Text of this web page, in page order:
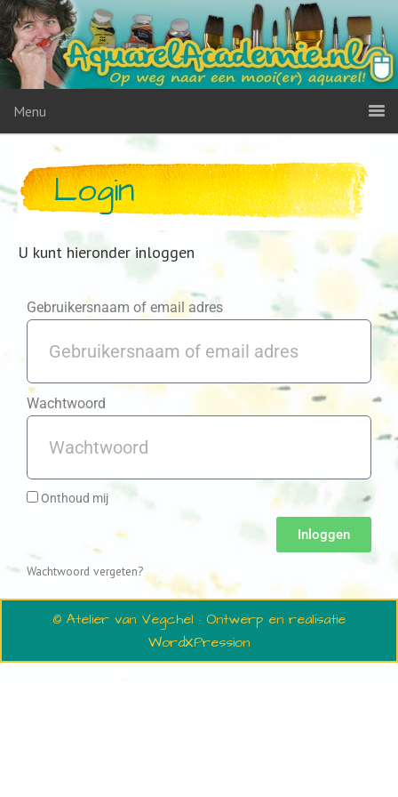
Menu
Login
U kunt hieronder inloggen
Gebruikersnaam of email adres
Wachtwoord
Onthoud mij
Inloggen
Wachtwoord vergeten?
© Atelier van Vegchel · Ontwerp en realisatie
WordXPression